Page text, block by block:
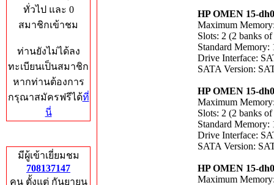
ทั่วไป และ 0
สมาชิกเข้าชม
ท่านยังไม่ได้ลง
ทะเบียนเป็นสมาชิก
หากท่านต้องการ
กรุณาสมัครฟรีได้ที่
นี่
มีผู้เข้าเยี่ยมชม
708137147
คน ตั้งแต่ กันยายน
HP OMEN 15-
Maximum
Slots: 2 (2 banks
Standard Memory:
Drive Interface:
SATA Version:
HP OMEN 15-
Maximum
Slots: 2 (2 banks
Standard Memory:
Drive Interface:
SATA Version:
HP OMEN 15-
Maximum